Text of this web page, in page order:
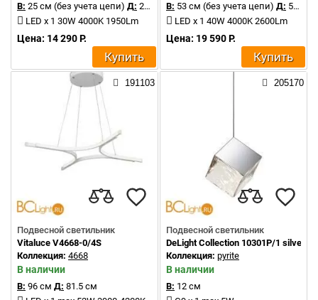
В: 25 см (без учета цепи) Д: 25 см
LED x 1 30W 4000K 1950Lm
Цена: 14 290 Р.
Купить
В: 53 см (без учета цепи) Д: 53 см
LED x 1 40W 4000K 2600Lm
Цена: 19 590 Р.
Купить
191103
Подвесной светильник
Vitaluce V4668-0/4S
Коллекция: 4668
В наличии
В: 96 см Д: 81.5 см
205170
Подвесной светильник
DeLight Collection 10301P/1 silver
Коллекция: pyrite
В наличии
В: 12 см